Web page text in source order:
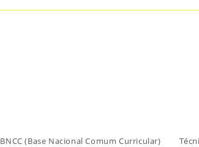
BNCC (Base Nacional Comum Curricular)